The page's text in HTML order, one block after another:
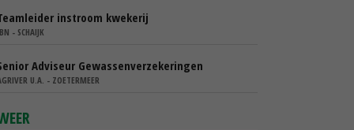
instroom kwekerij
- SCHAIJK
Adviseur Gewassenverzekeringen
U.A. - ZOETERMEER